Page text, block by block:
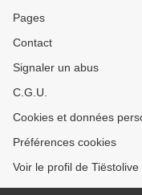
Pages
Contact
Signaler un abus
C.G.U.
Cookies et données
Préférences cookies
Voir le profil de